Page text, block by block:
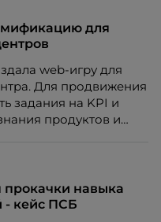
маркетологов и
геймификации.
для
web-игру для
Для продвижения
задания на KPI и
продуктов и
может
магазине.
навыка
- кейс ПСБ